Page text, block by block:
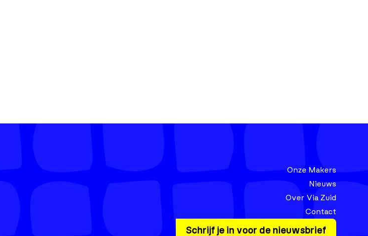
Onze Makers
Nieuws
Over Via Zuid
Contact
Schrijf je in voor de nieuwsbrief